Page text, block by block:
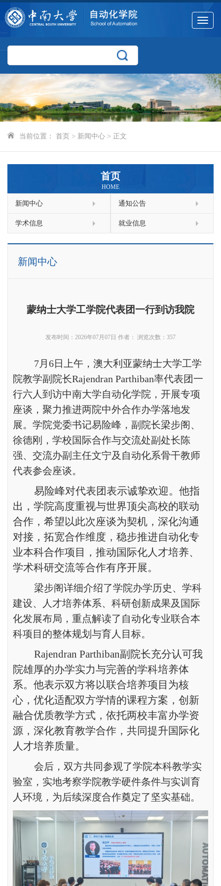
Toggle
当前位置： 首页 > 新闻中心 > 正文
首页
HOME
新闻中心 通知公告
学术信息 就业信息
新闻中心
蒙纳士大学工学院代表团一行到访我院
发布时间：2026年07月07日 作者： 浏览次数： 357
7月6日上午，澳大利亚蒙纳士大学工学
院教学副院长Rajendran Parthiban率代表团一
行六人到访中南大学自动化学院，开展专项
座谈，聚力推进两院中外合作办学落地发
展。学院党委书记易险峰，副院长梁步阁、
徐德刚，学校国际合作与交流处副处长陈
强、交流办副主任文宁及自动化系骨干教师
代表参会座谈。
易险峰对代表团表示诚挚欢迎。他指
出，学院高度重视与世界顶尖高校的联动
合作，希望以此次座谈为契机，深化沟通
对接，拓宽合作维度，稳步推进自动化专
业本科合作项目，推动国际化人才培养、
学术科研交流等合作有序开展。
梁步阁详细介绍了学院办学历史、学科
建设、人才培养体系、科研创新成果及国际
化发展布局，重点解读了自动化专业联合本
科项目的整体规划与育人目标。
Rajendran Parthiban副院长充分认可我
院雄厚的办学实力与完善的学科培养体
系。他表示双方将以联合培养项目为核
心，优化适配双方学情的课程方案，创新
融合优质教学方式，依托两校丰富办学资
源，深化教育教学合作，共同提升国际化
人才培养质量。
会后，双方共同参观了学院本科教学实
验室，实地考察学院教学硬件条件与实训育
人环境，为后续深度合作奠定了坚实基础。